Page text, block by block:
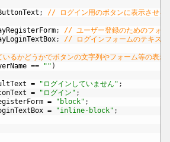
; // ログイン用のボタンに表示させ
;
// ユーザー登録のためのフォ
; // ログインフォームのテキス
るかどうかでボタンの文字列やフォーム等の表示
== "" )
= "ログインしていません" ;
= "ログイン" ;
= "block" ;
= "inline-block" ;